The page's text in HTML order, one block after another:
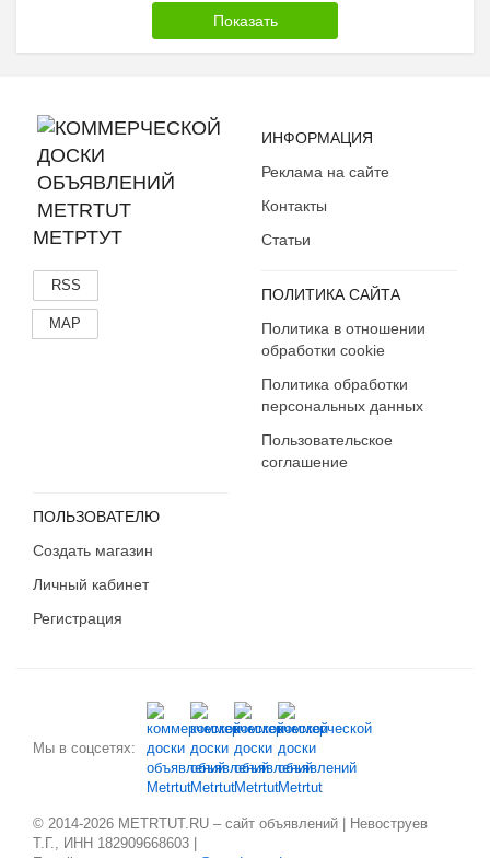
МЕТРТУТ
RSS
MAP
ИНФОРМАЦИЯ
Реклама на сайте
Контакты
Статьи
ПОЛИТИКА САЙТА
Политика в отношении
обработки cookie
Политика обработки
персональных данных
Пользовательское
соглашение
ПОЛЬЗОВАТЕЛЮ
Создать магазин
Личный кабинет
Регистрация
Мы в соцсетях:
© 2014-2026 METRTUT.RU – сайт объявлений | Невоструев
Т.Г., ИНН 182909668603 |